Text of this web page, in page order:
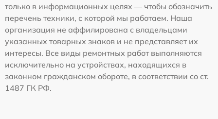
только в информационных целях — чтобы обозначить
перечень техники, с которой мы работаем. Наша
организация не аффилирована с владельцами
указанных товарных знаков и не представляет их
интересы. Все виды ремонтных работ выполняются
исключительно на устройствах, находящихся в
законном гражданском обороте, в соответствии со ст.
1487 ГК РФ.